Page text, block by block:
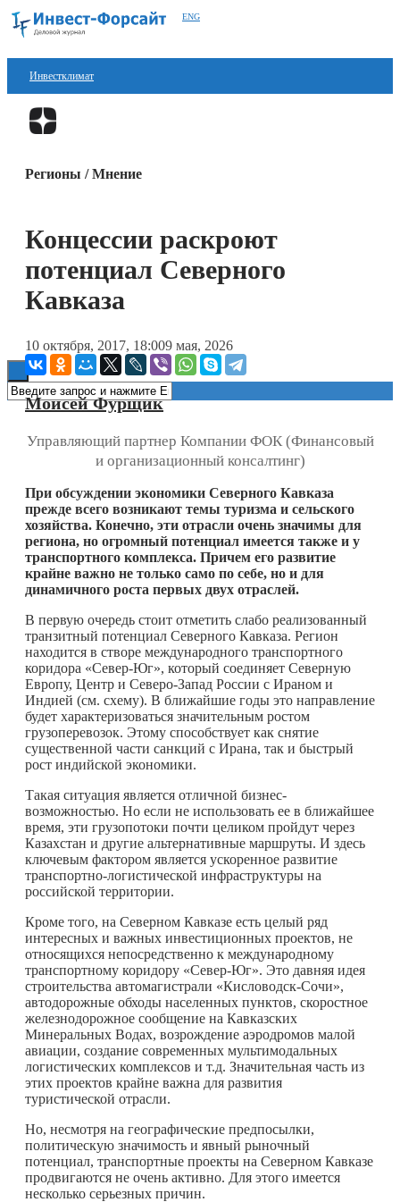
ENG
Инвестклимат
Финансы
ESG
Регионы / Мнение
Концессии раскроют
потенциал Северного
Кавказа
10 октября, 2017, 18:009 мая, 2026
Моисей Фурщик
Управляющий партнер Компании ФОК (Финансовый
и организационный консалтинг)
При обсуждении экономики Северного Кавказа
прежде всего возникают темы туризма и сельского
хозяйства. Конечно, эти отрасли очень значимы для
региона, но огромный потенциал имеется также и у
транспортного комплекса. Причем его развитие
крайне важно не только само по себе, но и для
динамичного роста первых двух отраслей.
В первую очередь стоит отметить слабо реализованный
транзитный потенциал Северного Кавказа. Регион
находится в створе международного транспортного
коридора «Север-Юг», который соединяет Северную
Европу, Центр и Северо-Запад России с Ираном и
Индией (см. схему). В ближайшие годы это направление
будет характеризоваться значительным ростом
грузоперевозок. Этому способствует как снятие
существенной части санкций с Ирана, так и быстрый
рост индийской экономики.
Такая ситуация является отличной бизнес-
возможностью. Но если не использовать ее в ближайшее
время, эти грузопотоки почти целиком пройдут через
Казахстан и другие альтернативные маршруты. И здесь
ключевым фактором является ускоренное развитие
транспортно-логистической инфраструктуры на
российской территории.
Кроме того, на Северном Кавказе есть целый ряд
интересных и важных инвестиционных проектов, не
относящихся непосредственно к международному
транспортному коридору «Север-Юг». Это давняя идея
строительства автомагистрали «Кисловодск-Сочи»,
автодорожные обходы населенных пунктов, скоростное
железнодорожное сообщение на Кавказских
Минеральных Водах, возрождение аэродромов малой
авиации, создание современных мультимодальных
логистических комплексов и т.д. Значительная часть из
этих проектов крайне важна для развития
туристической отрасли.
Но, несмотря на географические предпосылки,
политическую значимость и явный рыночный
потенциал, транспортные проекты на Северном Кавказе
продвигаются не очень активно. Для этого имеется
несколько серьезных причин.